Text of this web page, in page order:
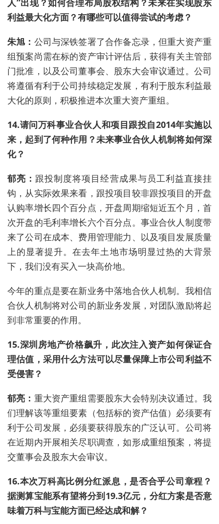
利益最大化方面？有哪些可以值得尝试的考虑？
朱旭： 公司与深铁签署了合作备忘录，但重大资产重
组预案尚需在标的资产审计评估后，获得有关主管部
门批准，以及公司董事会、股东大会审议通过。公司
将遵循有利于公司持续稳定发展，有利于股东利益最
大化的原则，积极推进本次重大资产重组。
14.请问万科事业合伙人和项目跟投自2014年实施以
来，起到了何种作用？未来事业合伙人机制将如何深
化？
郁亮： 跟投制度将项目经营成果与员工利益直接挂
钩，从实际效果来看，跟投项目较非跟投项目的开盘
认购率增长四个百分点，开盘周期缩短近五个月，首
次开盘的毛利率增长六个百分点。事业合伙人制度带
来了公司在成本、费用管理能力、以及项目发展质量
上的显著提升。在去年土地市场明显过热的大背景
下，我们没有买入一块高价地。
今年的重点是要在新业务中落地合伙人机制。我相信
合伙人机制将对公司的新业务发展，对团队激励将起
到非常重要的作用。
15.深圳房地产价格飙升，此次注入资产如何保证合
理估值，采用什么方法可以尽量保障上市公司利益不
受侵害？
郁亮： 重大资产重组需要股东大会特别决议通过。我
们理解该等重组要素（包括标的资产估值）必须要有
利于公司发展，必须要获得股东的广泛认可。公司将
在近期内开展相关尽职调查，如形成重组预案，将提
交董事会及股东大会审议。
16.本次万科高比例分红派息，是否合乎公司章程？
据测算宝能系有望将分到19.3亿元，分红方案是否意
味着万科与宝能方面已经达成和解？